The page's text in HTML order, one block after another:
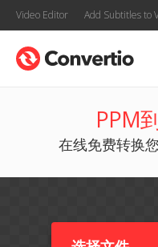
Video Editor Add Subtitles to
PPM
在线免费转换